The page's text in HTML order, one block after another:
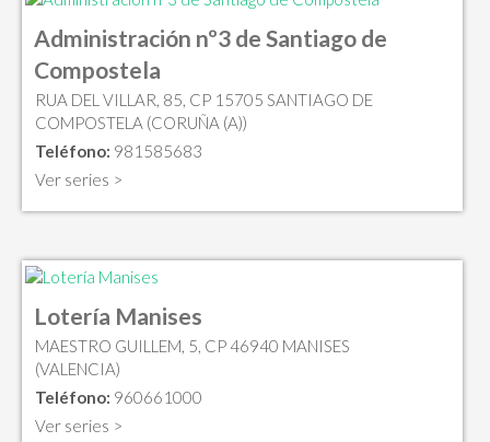
Administración nº3 de Santiago de
Compostela
RUA DEL VILLAR, 85, CP 15705 SANTIAGO DE
COMPOSTELA (CORUÑA (A))
Teléfono: 981585683
Ver series >
Lotería Manises
MAESTRO GUILLEM, 5, CP 46940 MANISES
(VALENCIA)
Teléfono: 960661000
Ver series >